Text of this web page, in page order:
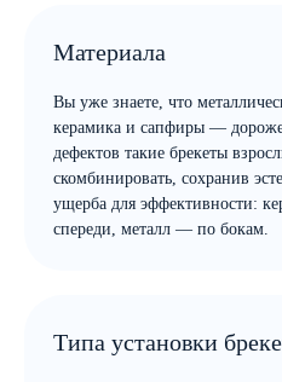
Материала
Вы уже знаете, что
керамика и сапфиры —
дефектов такие брекеты
скомбинировать, сохранив
ущерба для эффективности:
спереди, металл — по бокам.
Типа установки